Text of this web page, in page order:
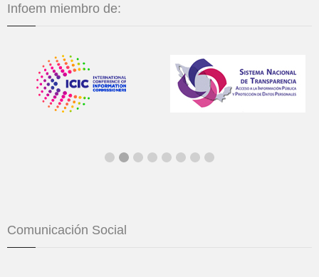
Infoem miembro de:
Comunicación Social